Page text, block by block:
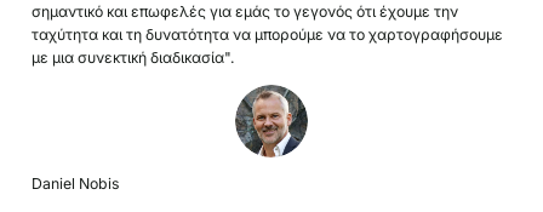
σημαντικό και επωφελές για εμάς το γεγονός ότι έχουμε την
ταχύτητα και τη δυνατότητα να μπορούμε να το χαρτογραφήσουμε
με μια συνεκτική διαδικασία".
Daniel Nobis